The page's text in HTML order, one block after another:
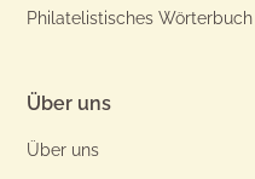
Philatelistisches Wörterbuch
Über uns
Über uns